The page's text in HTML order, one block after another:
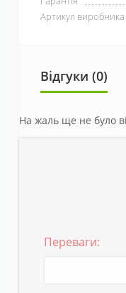
Артикул виробника
Відгуки (0)
На жаль ще не було
Переваги: